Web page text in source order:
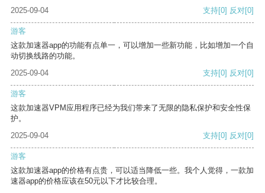
2025-09-04
支持[0] 反对[0]
游客
这款加速器app的功能有点单一，可以增加一些新功能，比如增加一个自
动切换线路的功能。
2025-09-04
支持[0] 反对[0]
游客
这款加速器VPM应用程序已经为我们带来了无限的隐私保护和安全性保
护。
2025-09-04
支持[0] 反对[0]
游客
这款加速器app的价格有点贵，可以适当降低一些。我个人觉得，一款加
速器app的价格应该在50元以下才比较合理。